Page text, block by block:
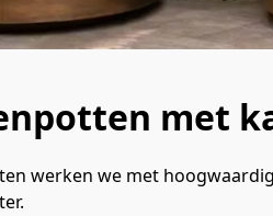
met
werken we met